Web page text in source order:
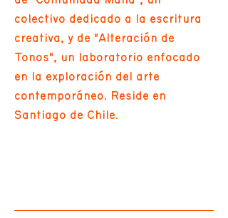
colectivo dedicado a la escritura
creativa, y de "Alteración de
Tonos", un laboratorio enfocado
en la exploración del arte
contemporáneo. Reside en
Santiago de Chile.